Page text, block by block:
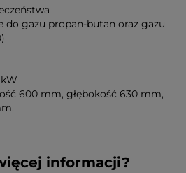
do gazu propan-butan oraz gazu
600 mm, głębokość 630 mm,
informacji?